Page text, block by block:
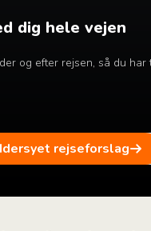
dig hele vejen
og efter rejsen, så du har
rejseforslag